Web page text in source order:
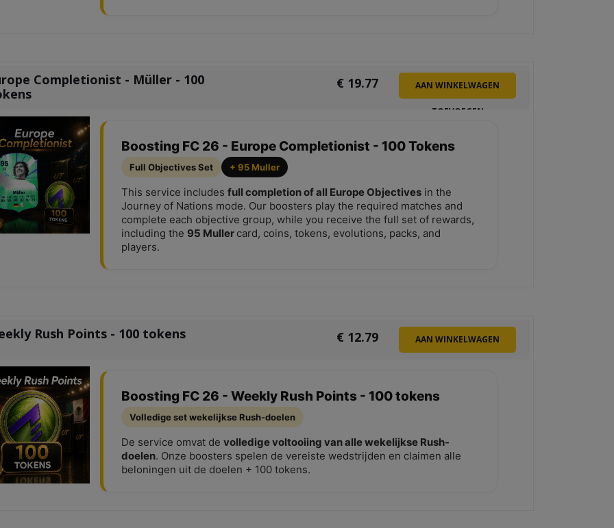
Completionist - Müller - 100
€ 19.77 AAN WINKELWAGEN
TOEVOEGEN
Boosting FC 26 - Europe Completionist - 100 Tokens
Full Objectives Set + 95 Muller
This service includes full completion of all Europe Objectives in the
Journey of Nations mode. Our boosters play the required matches and
complete each objective group, while you receive the full set of rewards,
including the 95 Muller card, coins, tokens, evolutions, packs, and
players.
Rush Points - 100 tokens € 12.79 AAN WINKELWAGEN
Boosting FC 26 - Weekly Rush Points - 100 tokens
Volledige set wekelijkse Rush-doelen
De service omvat de volledige voltooiing van alle wekelijkse Rush-
doelen. Onze boosters spelen de vereiste wedstrijden en claimen alle
beloningen uit de doelen + 100 tokens.